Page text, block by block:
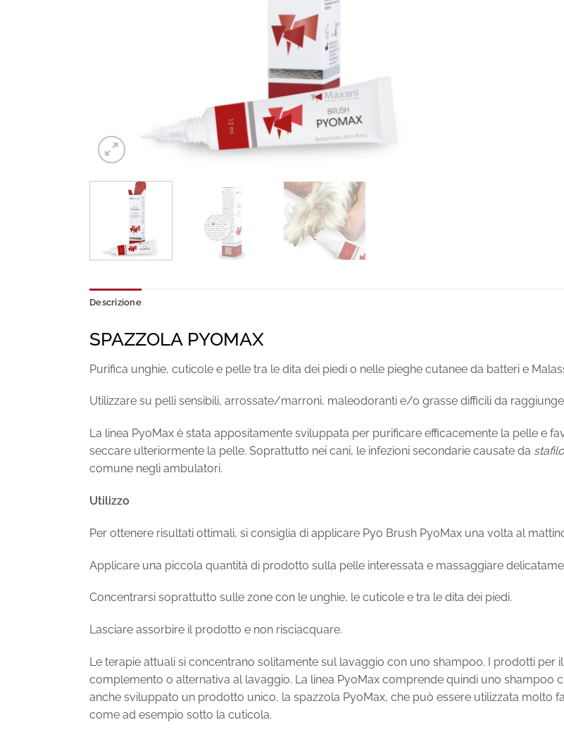
Descrizione
SPAZZOLA PYOMAX
Purifica unghie, cuticole e pelle tra le dita dei piedi o nelle pieghe cutanee da batteri e
Utilizzare su pelli sensibili, arrossate/marroni, maleodoranti e/o grasse difficili da
La linea PyoMax è stata appositamente sviluppata per purificare efficacemente la pelle e
seccare ulteriormente la pelle. Soprattutto nei cani, le infezioni secondarie causate da
comune negli ambulatori.
Utilizzo
Per ottenere risultati ottimali, si consiglia di applicare Pyo Brush PyoMax una volta al
Applicare una piccola quantità di prodotto sulla pelle interessata e massaggiare
Concentrarsi soprattutto sulle zone con le unghie, le cuticole e tra le dita dei piedi.
Lasciare assorbire il prodotto e non risciacquare.
Le terapie attuali si concentrano solitamente sul lavaggio con uno shampoo. I prodotti
complemento o alternativa al lavaggio. La linea PyoMax comprende quindi uno shampoo
anche sviluppato un prodotto unico, la spazzola PyoMax, che può essere utilizzata molto
come ad esempio sotto la cuticola.